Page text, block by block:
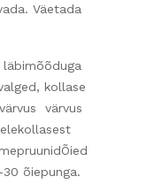
Väetada
kollase
värvus
õiepunga.